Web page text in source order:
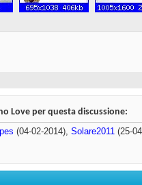
Love per questa discussione:
(04-02-2014), Solare2011 (25-